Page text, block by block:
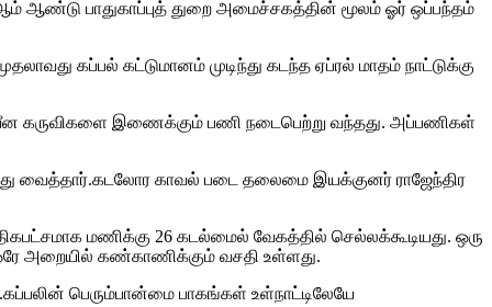
ஆண்டு பாதுகாப்புத் துறை அமைச்சகத்தின் மூலம் ஓர் ஒப்பந்தம்
கப்பல் கட்டுமானம் முடிந்து கடந்த ஏப்ரல் மாதம் நாட்டுக்கு
கருவிகளை இணைக்கும் பணி நடைபெற்று வந்தது. அப்பணிகள்
வைத்தார்.கடலோர காவல் படை தலைமை இயக்குனர் ராஜேந்திர
மணிக்கு 26 கடல்மைல் வேகத்தில் செல்லக்கூடியது. ஒரு
அறையில் கண்காணிக்கும் வசதி உள்ளது.
பெரும்பான்மை பாகங்கள் உள்நாட்டிலேயே